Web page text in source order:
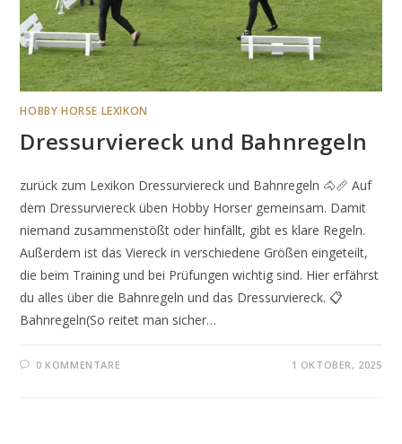
HOBBY HORSE LEXIKON
Dressurviereck und Bahnregeln
zurück zum Lexikon Dressurviereck und Bahnregeln 🐴📏 Auf
dem Dressurviereck üben Hobby Horser gemeinsam. Damit
niemand zusammenstößt oder hinfällt, gibt es klare Regeln.
Außerdem ist das Viereck in verschiedene Größen eingeteilt,
die beim Training und bei Prüfungen wichtig sind. Hier erfährst
du alles über die Bahnregeln und das Dressurviereck. 📋
Bahnregeln(So reitet man sicher…
0 KOMMENTARE 1 OKTOBER, 2025